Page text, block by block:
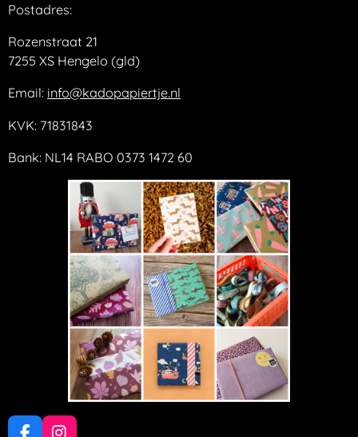
Postadres:
Rozenstraat 21
7255 XS Hengelo (gld)
Email: info@kadopapiertje.nl
KVK: 71831843
Bank: NL14 RABO 0373 1472 60